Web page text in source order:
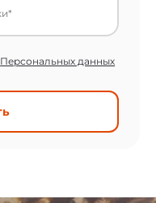
Персональных данных